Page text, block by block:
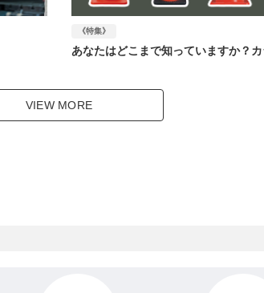
《特集》
あなたはどこまで知っていますか？
VIEW MORE